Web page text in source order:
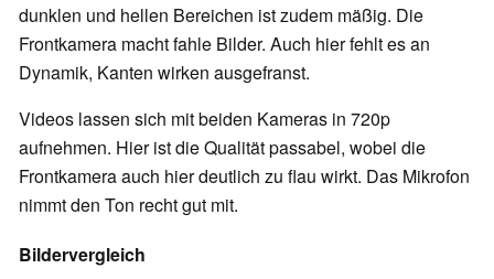
dunklen und hellen Bereichen ist zudem mäßig. Die
Frontkamera macht fahle Bilder. Auch hier fehlt es an
Dynamik, Kanten wirken ausgefranst.
Videos lassen sich mit beiden Kameras in 720p
aufnehmen. Hier ist die Qualität passabel, wobei die
Frontkamera auch hier deutlich zu flau wirkt. Das Mikrofon
nimmt den Ton recht gut mit.
Bildervergleich